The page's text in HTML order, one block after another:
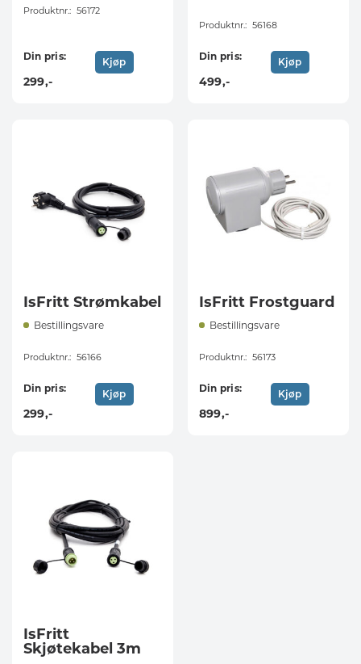
Produktnr.: 56172
Din pris:
299,-
Kjøp
Produktnr.: 56168
Din pris:
499,-
Kjøp
IsFritt Strømkabel
Bestillingsvare
Produktnr.: 56166
Din pris:
299,-
Kjøp
IsFritt Frostguard
Bestillingsvare
Produktnr.: 56173
Din pris:
899,-
Kjøp
IsFritt
Skjøtekabel 3m